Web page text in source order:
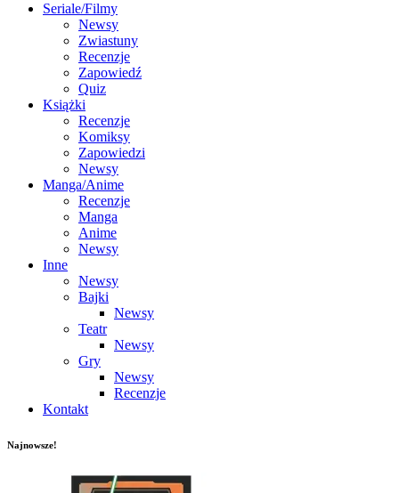
Seriale/Filmy
Newsy
Zwiastuny
Recenzje
Zapowiedź
Quiz
Książki
Recenzje
Komiksy
Zapowiedzi
Newsy
Manga/Anime
Recenzje
Manga
Anime
Newsy
Inne
Newsy
Bajki
Newsy
Teatr
Newsy
Gry
Newsy
Recenzje
Kontakt
Najnowsze!